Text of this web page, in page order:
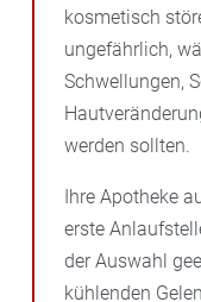
kosmetisch
ungefährlich,
Schwellungen,
werden sollten.
Ihre Apotheke
erste
der Auswahl
kühlenden